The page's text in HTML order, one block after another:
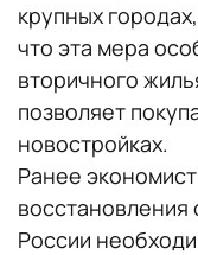
крупных
что эта мера
вторичного
позволяет
новостройках.
Ранее
восстановления
России